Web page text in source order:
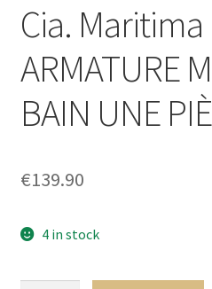
Femme
Homme
Maillot de bain Femme
Cia.
ARMATURE
BAIN UNE
€139.90
4 in stock